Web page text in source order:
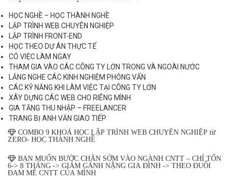
HỌC NGHỀ – HỌC THÀNH NGHỀ
LẬP TRÌNH WEB CHUYÊN NGHIỆP
LẬP TRÌNH FRONT-END
HỌC THEO DỰ ÁN THỰC TẾ
CÓ VIỆC LÀM NGAY
THAM GIA VÀO CÁC CÔNG TY LỚN TRONG VÀ NGOÀI NƯỚC
LẮNG NGHE CÁC KINH NGHIỆM PHỎNG VẤN
CÁC KỸ NĂNG KHI LÀM VIỆC TẠI CÔNG TY LỚN
XÂY DỰNG CÁC WEB CHO RIÊNG MÌNH
GIA TĂNG THU NHẬP – FREELANCER
TRANG BỊ ANH VĂN GIAO TIẾP
COMBO 9 KHOÁ HỌC LẬP TRÌNH WEB CHUYÊN NGHIỆP từ
ZERO- HỌC THÀNH NGHỀ
BẠN MUỐN BƯỚC CHÂN SỚM VÀO NGÀNH CNTT – CHỈ TỐN
6-> 8 THÁNG -> GIẢM GÁNH NẶNG GIA ĐÌNH -> THEO ĐUỔI
ĐAM MÊ CNTT CỦA MÌNH